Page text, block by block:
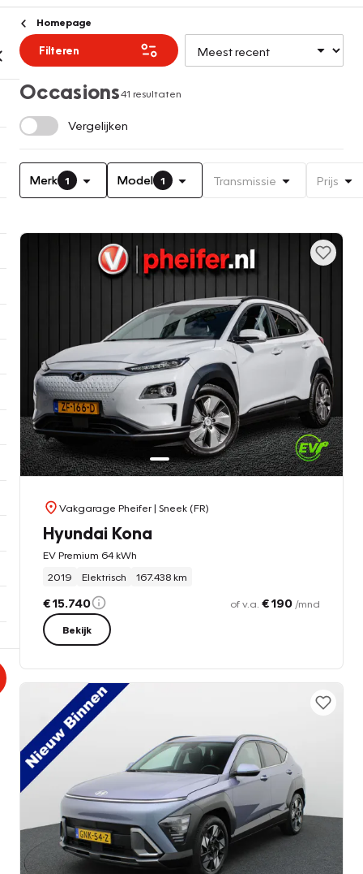
Homepage
Filteren
Occasions41 resultaten
Vergelijken
Merk 1 Model 1 Transmissie Prijs
Vakgarage Pheifer| Sneek (FR)
Hyundai Kona
EV Premium 64 kWh
2019
Elektrisch 167.438 km
€ 15.740 of v.a. € 190 /mnd
Bekijk